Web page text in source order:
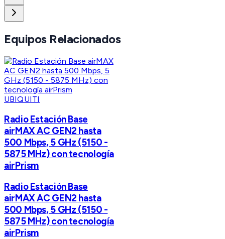
Equipos Relacionados
UBIQUITI
Radio Estación Base
airMAX AC GEN2 hasta
500 Mbps, 5 GHz (5150 -
5875 MHz) con tecnología
airPrism
Radio Estación Base
airMAX AC GEN2 hasta
500 Mbps, 5 GHz (5150 -
5875 MHz) con tecnología
airPrism